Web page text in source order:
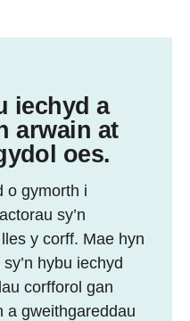
iechyd a
arwain at
oes.
o gymorth i
sy’n
y corff. Mae hyn
hybu iechyd
corfforol gan
a gweithgareddau